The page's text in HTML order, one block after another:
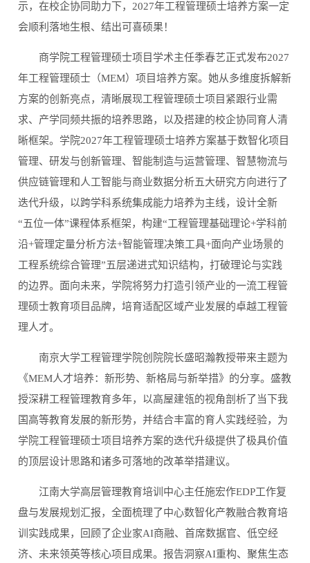
示，在校企协同助力下，2027年工程管理硕士培养方案一定
会顺利落地生根、结出可喜硕果！
商学院工程管理硕士项目学术主任季春艺正式发布2027
年工程管理硕士（MEM）项目培养方案。她从多维度拆解新
方案的创新亮点，清晰展现工程管理硕士项目紧跟行业需
求、产学同频共振的培养思路，以及搭建的校企协同育人清
晰框架。学院2027年工程管理硕士培养方案基于数智化项目
管理、研发与创新管理、智能制造与运营管理、智慧物流与
供应链管理和人工智能与商业数据分析五大研究方向进行了
迭代升级，以跨学科系统集成能力培养为主线，设计全新
“五位一体”课程体系框架，构建“工程管理基础理论+学科前
沿+管理定量分析方法+智能管理决策工具+面向产业场景的
工程系统综合管理”五层递进式知识结构，打破理论与实践
的边界。面向未来，学院将努力打造引领产业的一流工程管
理硕士教育项目品牌，培育适配区域产业发展的卓越工程管
理人才。
南京大学工程管理学院创院院长盛昭瀚教授带来主题为
《MEM人才培养：新形势、新格局与新举措》的分享。盛教
授深耕工程管理教育多年，以高屋建瓴的视角剖析了当下我
国高等教育发展的新形势，并结合丰富的育人实践经验，为
学院工程管理硕士项目培养方案的迭代升级提供了极具价值
的顶层设计思路和诸多可落地的改革举措建议。
江南大学高层管理教育培训中心主任施宏作EDP工作复
盘与发展规划汇报，全面梳理了中心数智化产教融合教育培
训实践成果，回顾了企业家AI商融、首席数据官、低空经
济、未来领英等核心项目成果。报告洞察AI重构、聚焦生态